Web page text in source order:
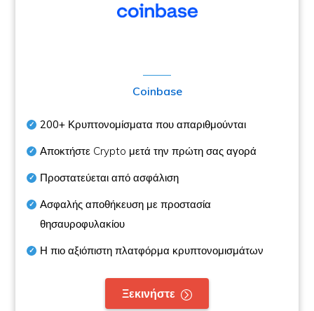
Coinbase
200+ Κρυπτονομίσματα που απαριθμούνται
Αποκτήστε Crypto μετά την πρώτη σας αγορά
Προστατεύεται από ασφάλιση
Ασφαλής αποθήκευση με προστασία
θησαυροφυλακίου
Η πιο αξιόπιστη πλατφόρμα κρυπτονομισμάτων
Ξεκινήστε